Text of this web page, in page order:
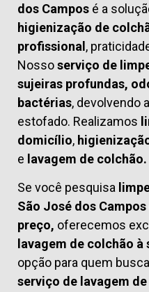
dos Campos é a
higienização de
profissional,
Nossoserviço de
sujeiras profundas,
bactérias, devolvendo
estofado. Realizamos
domicílio,
e lavagem de colchão.
Se você pesquisa
São José dos
preço, oferecemos
lavagem de colchão à
opção para quem busca
serviço de lavagem